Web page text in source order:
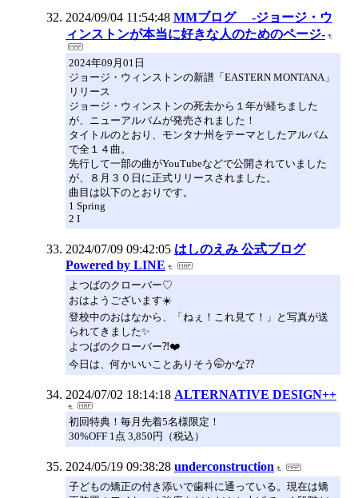
2024/09/04 11:54:48 MMブログ -ジョージ・ウ
ィンストンが本当に好きな人のためのページ-
2024年09月01日
ジョージ・ウィンストンの新譜「EASTERN MONTANA」
リリース
ジョージ・ウィンストンの死去から１年が経ちました
が、ニューアルバムが発売されました！
タイトルのとおり、モンタナ州をテーマとしたアルバム
で全１４曲。
先行して一部の曲がYouTubeなどで公開されていました
が、８月３０日に正式リリースされました。
曲目は以下のとおりです。
1 Spring
2 I
2024/07/09 09:42:05 はしのえみ 公式ブログ
Powered by LINE
よつばのクローバー♡
おはようございます☀️
登校中のおはなから、「ねぇ！これ見て！」と写真が送
られてきました✨
よつばのクローバー⁈❤️
今日は、何かいいことありそう🤭かな⁇
2024/07/02 18:14:18 ALTERNATIVE DESIGN++
初回特典！毎月先着5名様限定！
30%OFF 1点 3,850円（税込）
2024/05/19 09:38:28 underconstruction
子どもの矯正の付き添いで歯科に通っている。現在は矯